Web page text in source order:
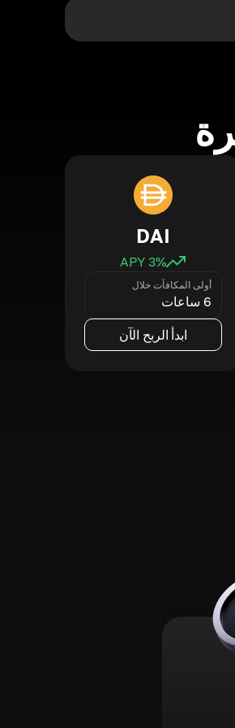
DAI
3% APY
أولى المكافآت خلال
6 ساعات
ابدأ الربح الآن